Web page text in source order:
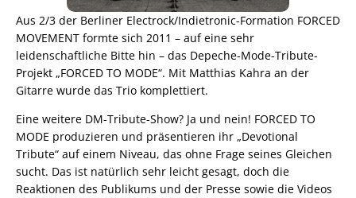
Aus 2/3 der Berliner Electrock/Indietronic-Formation FORCED
MOVEMENT formte sich 2011 – auf eine sehr
leidenschaftliche Bitte hin – das Depeche-Mode-Tribute-
Projekt „FORCED TO MODE“. Mit Matthias Kahra an der
Gitarre wurde das Trio komplettiert.
Eine weitere DM-Tribute-Show? Ja und nein! FORCED TO
MODE produzieren und präsentieren ihr „Devotional
Tribute“ auf einem Niveau, das ohne Frage seines Gleichen
sucht. Das ist natürlich sehr leicht gesagt, doch die
Reaktionen des Publikums und der Presse sowie die Videos